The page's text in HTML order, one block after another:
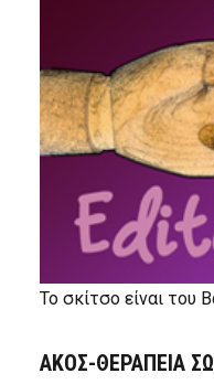
Το σκίτσο είναι του
ΑΚΟΣ-ΘΕΡΑΠΕΙΑ